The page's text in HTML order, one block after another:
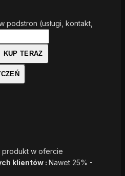
podstron (usługi, kontakt,
KUP TERAZ
produkt w ofercie
klientów : Nawet 25% -